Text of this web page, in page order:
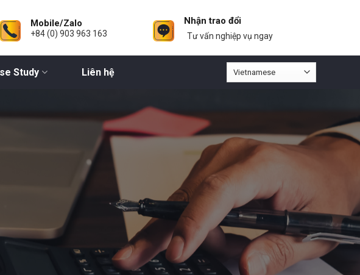
Mobile/Zalo
+84 (0) 903 963 163
Nhận trao đổi
Tư vấn nghiệp vụ ngay
Study Liên hệ